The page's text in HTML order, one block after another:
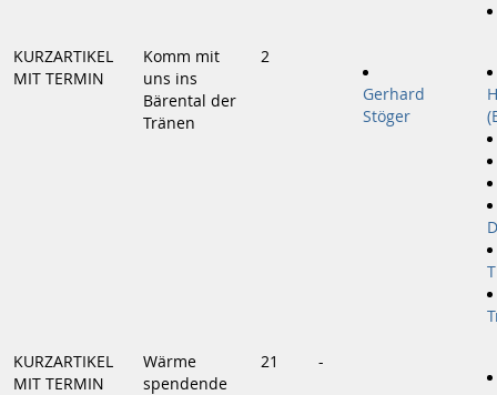
KURZARTIKEL
MIT TERMIN
Komm mit
uns ins
Bärental der
Tränen
2
Gerhard
Stöger
KURZARTIKEL
MIT TERMIN
Wärme
spendende
21 -